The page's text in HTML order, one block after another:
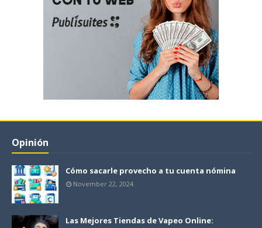
Opinión
Cómo sacarle provecho a tu cuenta nómina
November 22, 2024
Las Mejores Tiendas de Vapeo Online: